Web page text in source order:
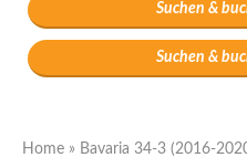
Suchen &
Suchen &
Home » Bavaria 34-3 (2016-